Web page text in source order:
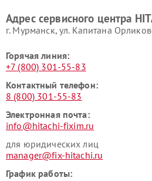
HITACHI
Адрес сервисного центра
г. Мурманск, ул. Капитана
Горячая линия:
+7 (800) 301-55-83
Контактный телефон:
8 (800) 301-55-83
Электронная почта:
info@hitachi-fixim.ru
для юридических лиц
manager@fix-hitachi.ru
График работы: